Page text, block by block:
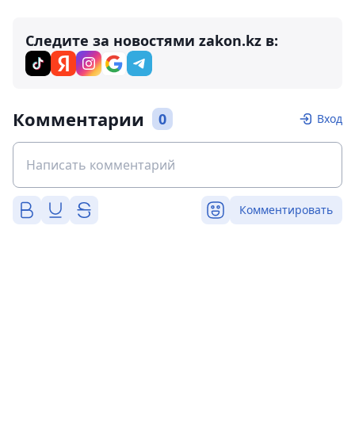
Следите за новостями zakon.kz в:
Комментарии 0 Вход
Комментировать